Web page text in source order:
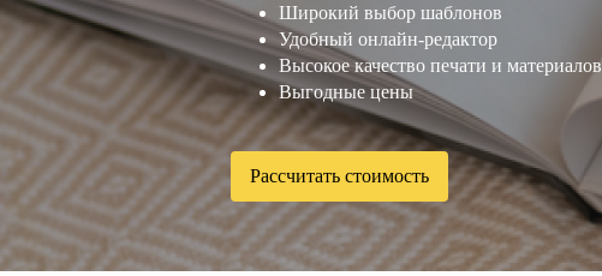
Широкий выбор шаблонов
Удобный онлайн-редактор
Высокое качество печати и материалов
Выгодные цены
Рассчитать стоимость